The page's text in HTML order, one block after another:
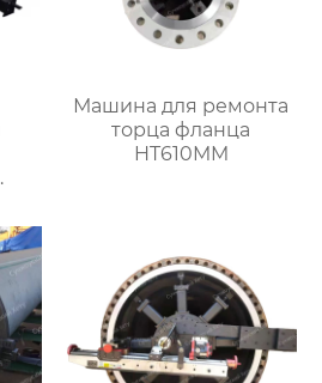
Машина для ремонта
торца фланца
HT610MM